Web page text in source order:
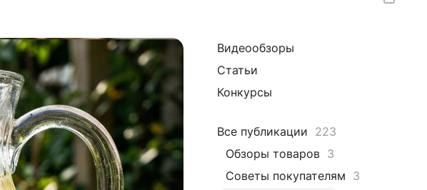
Видеообзоры
Статьи
Конкурсы
Все публикации 223
Обзоры товаров 3
Советы покупателям 3